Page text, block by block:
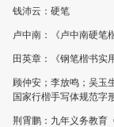
钱沛云：硬笔
卢中南：《卢中南硬笔
田英章：《钢笔楷书实
顾仲安；李放鸣；吴玉
国家行楷手写体规范字
荆霄鹏：九年义务教育